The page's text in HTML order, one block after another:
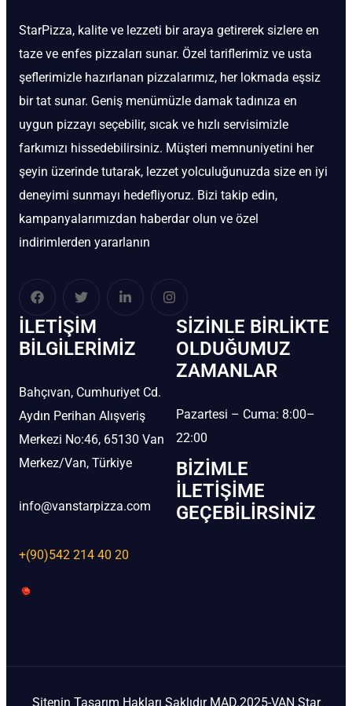
StarPizza, kalite ve lezzeti bir araya getirerek sizlere en
taze ve enfes pizzaları sunar. Özel tariflerimiz ve usta
şeflerimizle hazırlanan pizzalarımız, her lokmada eşsiz
bir tat sunar. Geniş menümüzle damak tadınıza en
uygun pizzayı seçebilir, sıcak ve hızlı servisimizle
farkımızı hissedebilirsiniz. Müşteri memnuniyetini her
şeyin üzerinde tutarak, lezzet yolculuğunuzda size en iyi
deneyimi sunmayı hedefliyoruz. Bizi takip edin,
kampanyalarımızdan haberdar olun ve özel
indirimlerden yararlanın
İLETIŞIM
BİLGILERIMIZ
Bahçıvan, Cumhuriyet Cd.
Aydın Perihan Alışveriş
Merkezi No:46, 65130 Van
Merkez/Van, Türkiye
info@vanstarpizza.com
+(90)542 214 40 20
SIZINLE BIRLIKTE
OLDUĞUMUZ
ZAMANLAR
Pazartesi – Cuma: 8:00–
22:00
BIZIMLE
İLETIŞIME
GEÇEBILIRSINIZ
Sitenin Tasarım Hakları Saklıdır MAD.2025-VAN Star